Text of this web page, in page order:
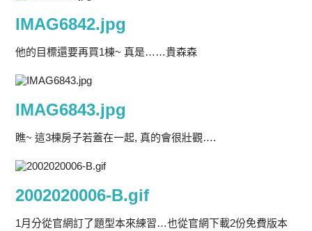
IMAG6842.jpg
他的目標還要再買1棟~ 真是……貴森森
IMAG6843.jpg
瞧~ 這3棟房子若蓋在一起, 真的會很壯觀….
2002020006-B.gif
1月分從官網訂了題型本來練習…也從官網下載2份免費版本